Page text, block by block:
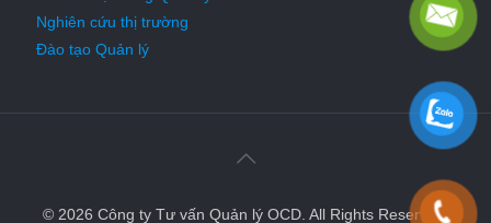
Nghiên cứu thị trường
Đào tạo Quản lý
© 2026 Công ty Tư vấn Quản lý OCD. All Rights Reserved.